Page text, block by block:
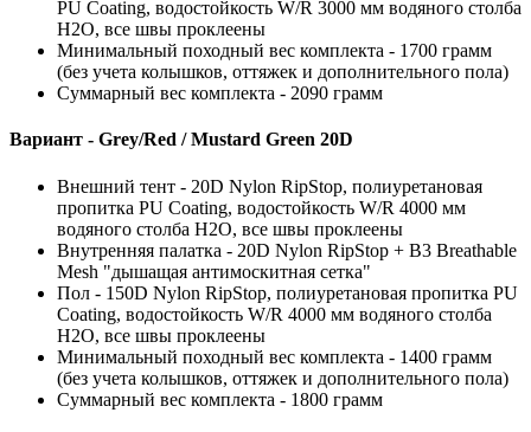
PU Coating, водостойкость W/R 3000 мм водяного столба
H2O, все швы проклеены
Минимальный походный вес комплекта - 1700 грамм
(без учета колышков, оттяжек и дополнительного пола)
Суммарный вес комплекта - 2090 грамм
Вариант - Grey/Red / Mustard Green 20D
Внешний тент - 20D Nylon RipStop, полиуретановая
пропитка PU Coating, водостойкость W/R 4000 мм
водяного столба H2O, все швы проклеены
Внутренняя палатка - 20D Nylon RipStop + B3 Breathable
Mesh "дышащая антимоскитная сетка"
Пол - 150D Nylon RipStop, полиуретановая пропитка PU
Coating, водостойкость W/R 4000 мм водяного столба
H2O, все швы проклеены
Минимальный походный вес комплекта - 1400 грамм
(без учета колышков, оттяжек и дополнительного пола)
Суммарный вес комплекта - 1800 грамм